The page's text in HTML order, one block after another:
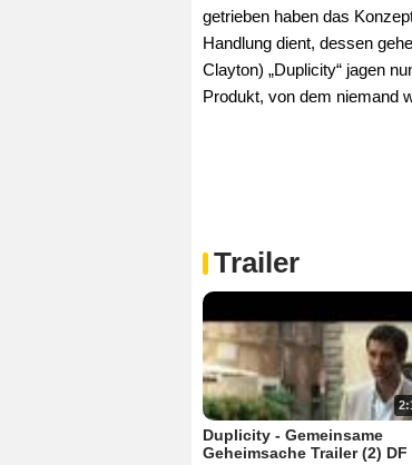
getrieben haben das
Handlung dient, dessen
Clayton) „Duplicity“ jagen
Produkt, von dem niemand
Trailer
Duplicity - Gemeinsame
Geheimsache Trailer (2) DF